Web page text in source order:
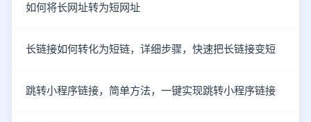
如何将长网址转为短网址
长链接如何转化为短链，详细步骤，快速把长链接变短
跳转小程序链接，简单方法，一键实现跳转小程序链接